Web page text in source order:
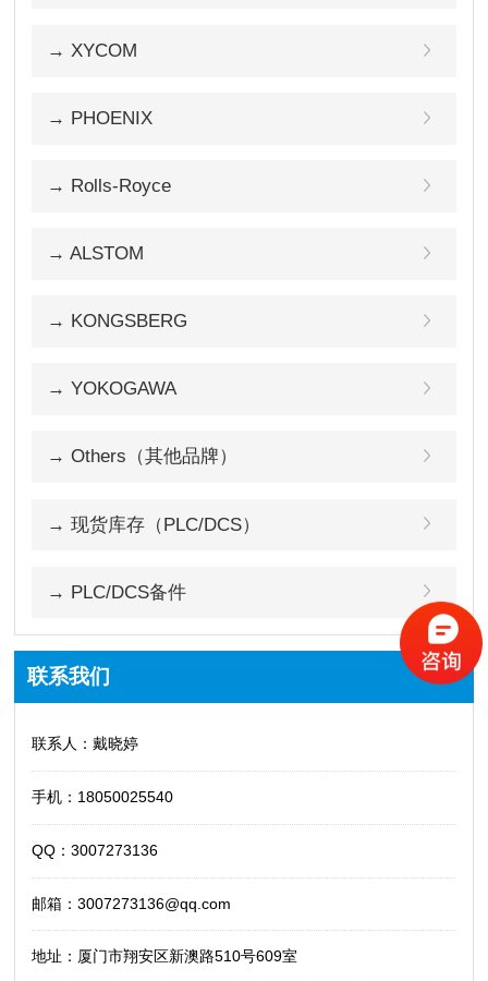
→ XYCOM
→ PHOENIX
→ Rolls-Royce
→ ALSTOM
→ KONGSBERG
→ YOKOGAWA
→ Others（其他品牌）
→ 现货库存（PLC/DCS）
→ PLC/DCS备件
联系我们
联系人：戴晓婷
手机：18050025540
QQ：3007273136
邮箱：3007273136@qq.com
地址：厦门市翔安区新澳路510号609室